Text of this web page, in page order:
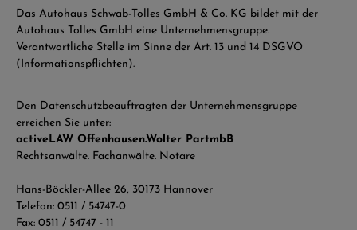
Das Autohaus Schwab-Tolles GmbH & Co. KG bildet mit der
Autohaus Tolles GmbH eine Unternehmensgruppe.
Verantwortliche Stelle im Sinne der Art. 13 und 14 DSGVO
(Informationspflichten).
Den Datenschutzbeauftragten der Unternehmensgruppe
erreichen Sie unter:
activeLAW Offenhausen.Wolter PartmbB
Rechtsanwälte. Fachanwälte. Notare
Hans-Böckler-Allee 26, 30173 Hannover
Telefon: 0511 / 54747-0
Fax: 0511 / 54747 - 11